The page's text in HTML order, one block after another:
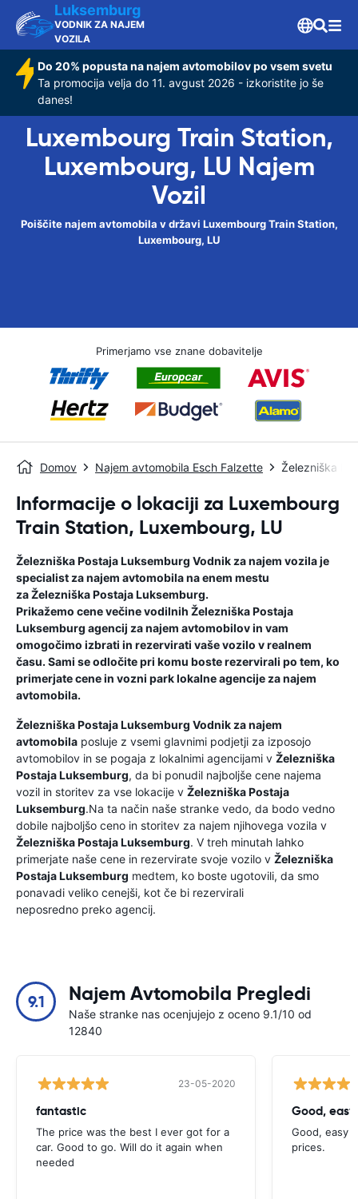
Luksemburg
VODNIK ZA NAJEM
VOZILA
Do 20% popusta na najem avtomobilov po vsem svetu
Ta promocija velja do 11. avgust 2026 - izkoristite jo še
danes!
Luxembourg Train Station,
Luxembourg, LU Najem
Vozil
Poiščite najem avtomobila v državi Luxembourg Train Station,
Luxembourg, LU
Primerjamo vse znane dobavitelje
Domov Najem avtomobila Esch Falzette Železniška
Informacije o lokaciji za Luxembourg
Train Station, Luxembourg, LU
Železniška Postaja Luksemburg Vodnik za najem vozilaje
specialist za najem avtomobila na enem mestu
zaŽelezniška Postaja Luksemburg.
Prikažemo cene večine vodilnih Železniška Postaja
Luksemburg agencij za najem avtomobilov in vam
omogočimo izbrati in rezervirati vaše vozilo v realnem
času. Sami se odločite pri komu boste rezervirali po tem, ko
primerjate cene in vozni park lokalne agencije za najem
avtomobila.
Železniška Postaja Luksemburg Vodnik za najem
avtomobila posluje z vsemi glavnimi podjetji za izposojo
avtomobilov in se pogaja z lokalnimi agencijami v Železniška
Postaja Luksemburg, da bi ponudil najboljše cene najema
vozil in storitev za vse lokacije v Železniška Postaja
Luksemburg.Na ta način naše stranke vedo, da bodo vedno
dobile najboljšo ceno in storitev za najem njihovega vozila v
Železniška Postaja Luksemburg. V treh minutah lahko
primerjate naše cene in rezervirate svoje vozilo v Železniška
Postaja Luksemburg medtem, ko boste ugotovili, da smo
ponavadi veliko cenejši, kot če bi rezervirali
neposredno preko agencij.
9.1 Najem Avtomobila Pregledi
Naše stranke nas ocenjujejo z oceno 9.1/10 od
12840
23-05-2020
fantastic
The price was the best I ever got for a
car. Good to go. Will do it again when
needed
Good,
Good, easy
prices.